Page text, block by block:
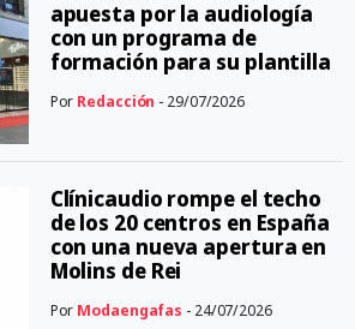
apuesta por la audiología
con un programa de
formación para su plantilla
Por Redacción - 29/07/2026
Clínicaudio rompe el techo
de los 20 centros en España
con una nueva apertura en
Molins de Rei
Por Modaengafas - 24/07/2026